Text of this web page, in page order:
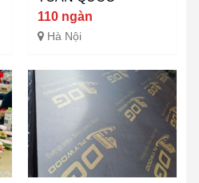
110 ngàn
Hà Nội